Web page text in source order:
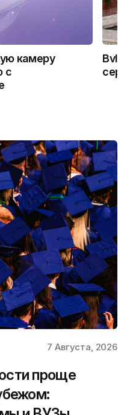
камеру
с
7 Августа, 2026
проще